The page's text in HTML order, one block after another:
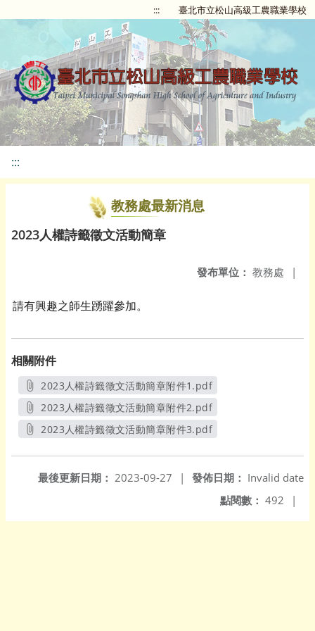
::: 臺北市立松山高級工農職業學校
:::
教務處最新消息
2023人權詩籤徵文活動簡章
發布單位： 教務處 |
請有興趣之師生踴躍參加。
相關附件
2023人權詩籤徵文活動簡章附件1.pdf
另開新視窗
2023人權詩籤徵文活動簡章附件2.pdf
另開新視窗
2023人權詩籤徵文活動簡章附件3.pdf
發佈日期： Invalid date
最後更新日期： 2023-09-27
|
點閱數： 492 |